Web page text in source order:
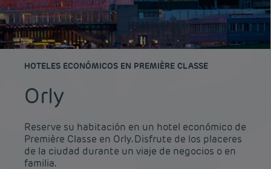
HOTELES ECONÓMICOS EN PREMIÈRE CLASSE
Orly
Reserve su habitación en un hotel económico de
Première Classe en Orly. Disfrute de los placeres
de la ciudad durante un viaje de negocios o en
familia.